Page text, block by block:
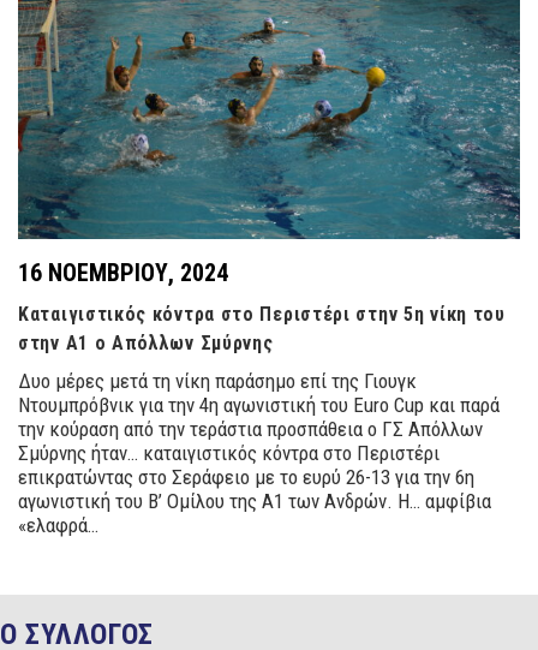
16 ΝΟΕΜΒΡΊΟΥ, 2024
Καταιγιστικός κόντρα στο Περιστέρι στην 5η νίκη του
στην Α1 ο Απόλλων Σμύρνης
Δυο μέρες μετά τη νίκη παράσημο επί της Γιουγκ
Ντουμπρόβνικ για την 4η αγωνιστική του Euro Cup και παρά
την κούραση από την τεράστια προσπάθεια ο ΓΣ Απόλλων
Σμύρνης ήταν… καταιγιστικός κόντρα στο Περιστέρι
επικρατώντας στο Σεράφειο με το ευρύ 26-13 για την 6η
αγωνιστική του Β’ Ομίλου της Α1 των Ανδρών. Η… αμφίβια
«ελαφρά…
Ο ΣΥΛΛΟΓΟΣ